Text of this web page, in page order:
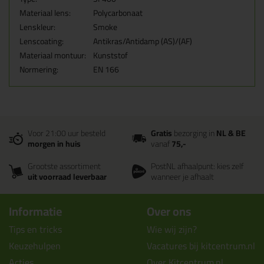
Materiaal lens:
Polycarbonaat
Lenskleur:
Smoke
Lenscoating:
Antikras/Antidamp (AS)/(AF)
Materiaal montuur: Kunststof
Normering:
EN 166
Voor 21:00 uur besteld
morgen in huis
Gratisbezorging inNL & BE
vanaf75,-
Grootste assortiment
uit voorraad leverbaar
PostNL afhaalpunt: kies zelf
wanneer je afhaalt
Informatie
Tips en tricks
Keuzehulpen
Over ons
Wie wij zijn?
Vacatures bij kitcentrum.nl